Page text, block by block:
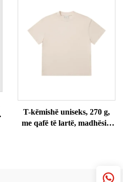
T-këmishë uniseks, 270 g,
me qafë të lartë, madhësi e